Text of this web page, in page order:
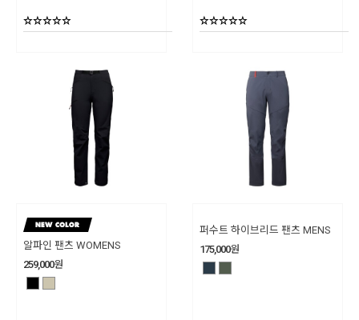
알파인 팬츠 WOMENS
259,000원
퍼수트 하이브리드 팬츠 MENS
175,000원